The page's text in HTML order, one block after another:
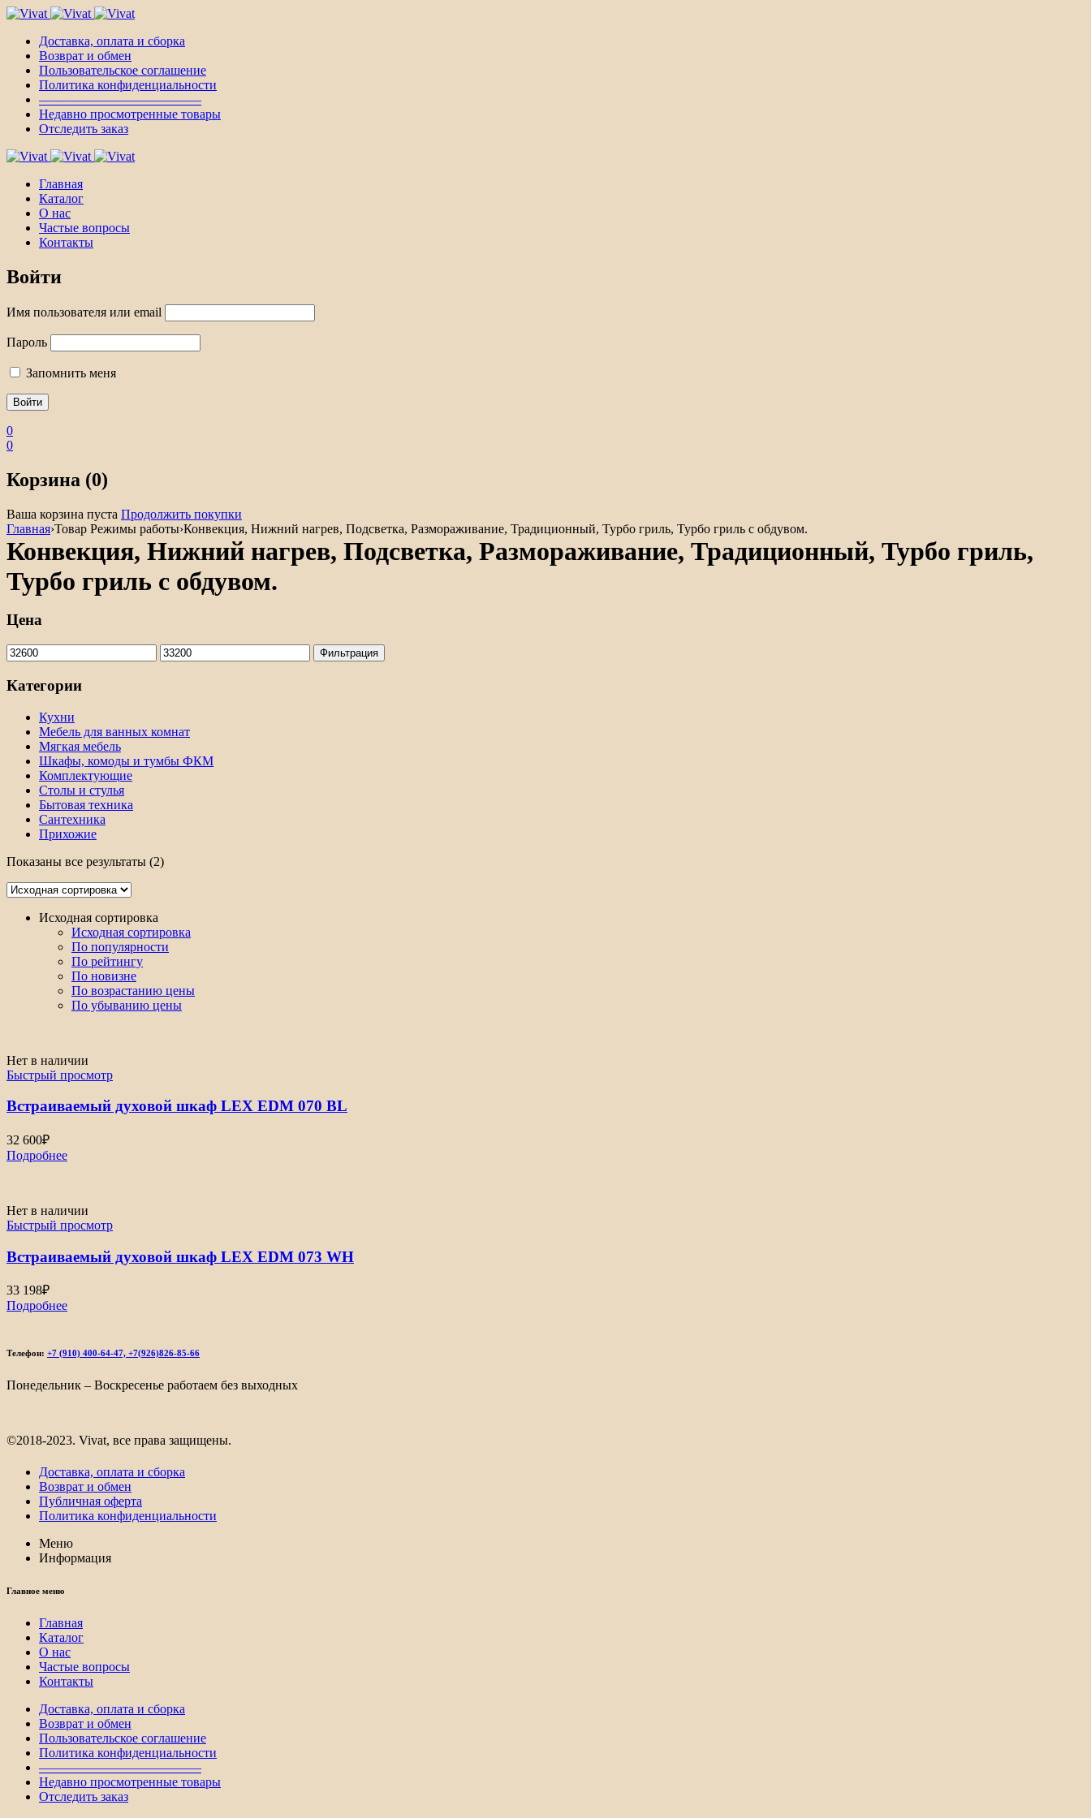
Доставка, оплата и сборка
Возврат и обмен
Пользовательское соглашение
Политика конфиденциальности
————————————–
Недавно просмотренные товары
Отследить заказ
Главная
Каталог
О нас
Частые вопросы
Контакты
Войти
Имя пользователя или email
Пароль
Запомнить меня
0
0
Корзина (0)
Ваша корзина пуста Продолжить покупки
Главная›Товар Режимы работы›Конвекция, Нижний нагрев, Подсветка, Размораживание, Традиционный, Турбо гриль, Турбо гриль с обдувом.
Конвекция, Нижний нагрев, Подсветка, Размораживание, Традиционный, Турбо гриль,
Турбо гриль с обдувом.
Цена
Минимальная
цена
Максимальная
цена
Фильтрация
Категории
Кухни
Мебель для ванных комнат
Мягкая мебель
Шкафы, комоды и тумбы ФКМ
Комплектующие
Столы и стулья
Бытовая техника
Сантехника
Прихожие
Показаны все результаты (2)
Исходная сортировка
Исходная сортировка
По популярности
По рейтингу
По новизне
По возрастанию цены
По убыванию цены
Нет в наличии
Быстрый просмотр
Встраиваемый духовой шкаф LEX EDM 070 BL
32 600₽
Подробнее
Нет в наличии
Быстрый просмотр
Встраиваемый духовой шкаф LEX EDM 073 WH
33 198₽
Подробнее
Телефон: +7 (910) 400-64-47, +7(926)826-85-66
Понедельник – Воскресенье работаем без выходных
©2018-2023. Vivat, все права защищены.
Доставка, оплата и сборка
Возврат и обмен
Публичная оферта
Политика конфиденциальности
Меню
Информация
Главное меню
Главная
Каталог
О нас
Частые вопросы
Контакты
Доставка, оплата и сборка
Возврат и обмен
Пользовательское соглашение
Политика конфиденциальности
————————————–
Недавно просмотренные товары
Отследить заказ